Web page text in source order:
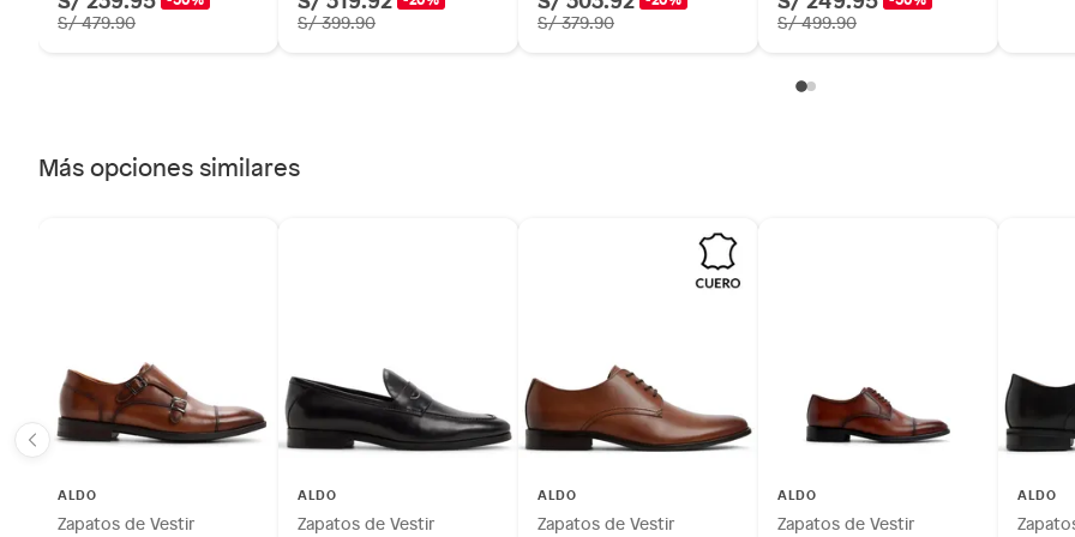
S/ 479.90 S/ 399.90 S/ 379.90 S/ 499.90
Más opciones similares
ALDO
Zapatos de Vestir
ALDO
Zapatos de Vestir
ALDO
Zapatos de Vestir
ALDO
Zapatos de Vestir
ALDO